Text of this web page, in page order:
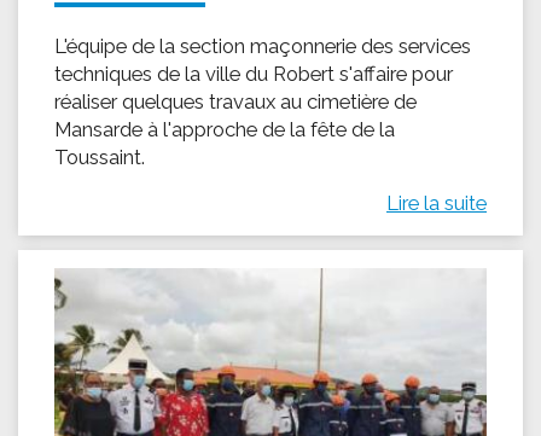
L'équipe de la section maçonnerie des services
techniques de la ville du Robert s'affaire pour
réaliser quelques travaux au cimetière de
Mansarde à l'approche de la fête de la
Toussaint.
Lire la suite